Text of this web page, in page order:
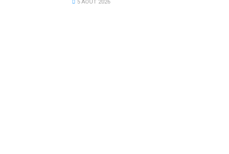
5 AOÛT 2026